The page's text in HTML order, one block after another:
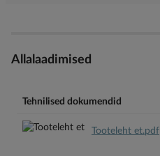
Allalaadimised
Tehnilised dokumendid
Tooteleht et.pdf